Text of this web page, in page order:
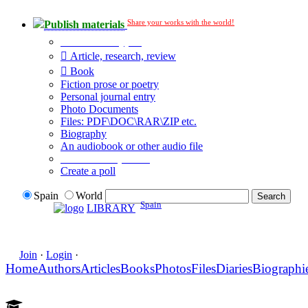
Publish materials Share your works with the world!
Article, research, review
Book
Fiction prose or poetry
Personal journal entry
Photo Documents
Files: PDF\DOC\RAR\ZIP etc.
Biography
An audiobook or other audio file
Create a poll
Spain
World
LIBRARY Spain
Join · Login ·
HomeAuthorsArticlesBooksPhotosFilesDiaries